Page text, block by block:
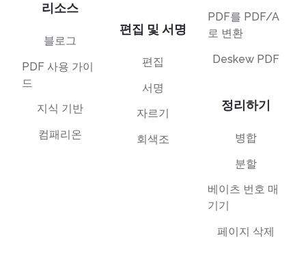
리소스
블로그
PDF 사용 가이
드
지식 기반
컴패리온
편집 및 서명
편집
서명
자르기
회색조
PDF를 PDF/A
로 변환
Deskew PDF
정리하기
병합
분할
베이츠 번호 매
기기
페이지 삭제